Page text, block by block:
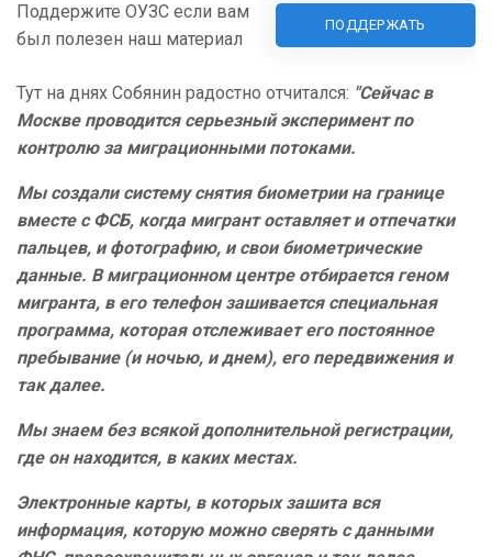
Поддержите ОУЗС если вам
был полезен наш материал
ПОДДЕРЖАТЬ
Тут на днях Собянин радостно отчитался: "Сейчас в
Москве проводится серьезный эксперимент по
контролю за миграционными потоками.
Мы создали систему снятия биометрии на границе
вместе с ФСБ, когда мигрант оставляет и отпечатки
пальцев, и фотографию, и свои биометрические
данные. В миграционном центре отбирается геном
мигранта, в его телефон зашивается специальная
программа, которая отслеживает его постоянное
пребывание (и ночью, и днем), его передвижения и
так далее.
Мы знаем без всякой дополнительной регистрации,
где он находится, в каких местах.
Электронные карты, в которых зашита вся
информация, которую можно сверять с данными